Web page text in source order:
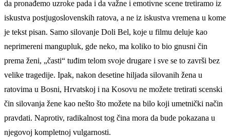
da pronađemo uzroke pada i da važne i emotivne scene tretiramo iz
iskustva postjugoslovenskih ratova, a ne iz iskustva vremena u kome
je tekst pisan. Samo silovanje Doli Bel, koje u filmu deluje kao
neprimereni mangupluk, gde neko, ma koliko to bio gnusni čin
prema ženi, „časti“ tuđim telom svoje drugare i sve se to završi bez
velike tragedije. Ipak, nakon desetine hiljada silovanih žena u
ratovima u Bosni, Hrvatskoj i na Kosovu ne možete tretirati scenski
čin silovanja žene kao nešto što možete na bilo koji umetnički način
pravdati. Naprotiv, radikalnost tog čina mora da bude pokazana u
njegovoj kompletnoj vulgarnosti.